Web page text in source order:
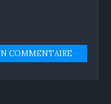
COMMENTAIRE